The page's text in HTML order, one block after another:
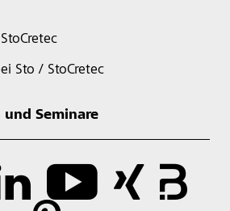
Sto / StoCretec
Seminare